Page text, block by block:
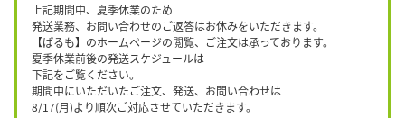
上記期間中、夏季休業のため
発送業務、お問い合わせのご返答はお休みをいただきます。
【ぱるも】のホームページの閲覧、ご注文は承っております。
夏季休業前後の発送スケジュールは
下記をご覧ください。
期間中にいただいたご注文、発送、お問い合わせは
8/17(月)より順次ご対応させていただきます。